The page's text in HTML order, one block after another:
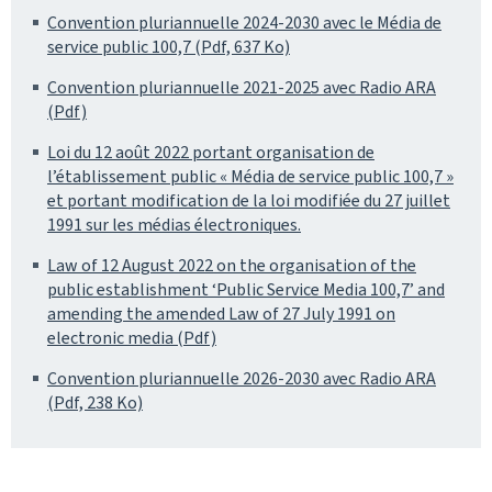
Convention pluriannuelle 2024-2030 avec le Média de
service public 100,7 (Pdf, 637 Ko)
Convention pluriannuelle 2021-2025 avec Radio ARA
(Pdf)
Loi du 12 août 2022 portant organisation de
l’établissement public « Média de service public 100,7 »
et portant modification de la loi modifiée du 27 juillet
1991 sur les médias électroniques.
Law of 12 August 2022 on the organisation of the
public establishment ‘Public Service Media 100,7’ and
amending the amended Law of 27 July 1991 on
electronic media (Pdf)
Convention pluriannuelle 2026-2030 avec Radio ARA
(Pdf, 238 Ko)